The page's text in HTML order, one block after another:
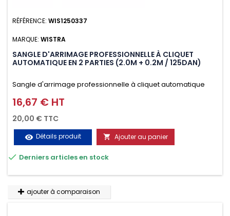
RÉFÉRENCE: WIS1250337
MARQUE: WISTRA
SANGLE D'ARRIMAGE PROFESSIONNELLE À CLIQUET
AUTOMATIQUE EN 2 PARTIES (2.0M + 0.2M / 125DAN)
Sangle d'arrimage professionnelle à cliquet automatique
avec crochet deux doigts soudés en J en 2 parties (2.0M +
0.2M / 125daN), simple et rapide d'utilisation. Permet
d'arrimer et de sécuriser vos chargements pendant le
transport. Matière polyester très résistante aux UV et aux
variations de températures, n'absorbe pas l'eau.
Prix
16,67 € HT
20,00 € TTC
visibility Détails produit  Ajouter au panier
 Derniers articles en stock
ajouter à comparaison